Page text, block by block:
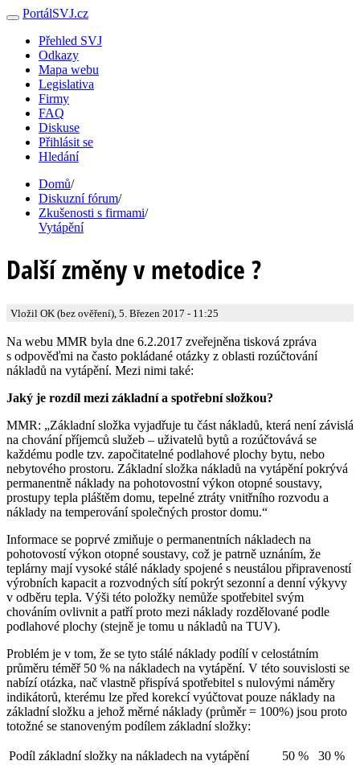
PortálSVJ.cz
Přehled SVJ
Odkazy
Mapa webu
Legislativa
Firmy
FAQ
Diskuse
Přihlásit se
Hledání
Domů/
Diskuzní fórum/
Zkušenosti s firmami/
Vytápění
Další změny v metodice ?
Vložil OK (bez ověření), 5. Březen 2017 - 11:25
Na webu MMR byla dne 6.2.2017 zveřejněna tisková zpráva
s odpověďmi na často pokládané otázky z oblasti rozúčtování
nákladů na vytápění. Mezi nimi také:
Jaký je rozdíl mezi základní a spotřební složkou?
MMR: „Základní složka vyjadřuje tu část nákladů, která není závislá
na chování příjemců služeb – uživatelů bytů a rozúčtovává se
každému podle tzv. započitatelné podlahové plochy bytu, nebo
nebytového prostoru. Základní složka nákladů na vytápění pokrývá
permanentně náklady na pohotovostní výkon otopné soustavy,
prostupy tepla pláštěm domu, tepelné ztráty vnitřního rozvodu a
náklady na temperování společných prostor domu.“
Informace se poprvé zmiňuje o permanentních nákladech na
pohotovostí výkon otopné soustavy, což je patrně uznáním, že
teplárny mají vysoké stálé náklady spojené s neustálou připraveností
výrobních kapacit a rozvodných sítí pokrýt sezonní a denní výkyvy
v odběru tepla. Výši této položky nemůže spotřebitel svým
chováním ovlivnit a patří proto mezi náklady rozdělované podle
podlahové plochy (stejně je tomu u nákladů na TUV).
Problém je v tom, že se tyto stálé náklady podílí v celostátním
průměru téměř 50 % na nákladech na vytápění. V této souvislosti se
nabízí otázka, nač vlastně přispívá spotřebitel s nulovými náměry
indikátorů, kterému lze před korekcí vyúčtovat pouze náklady na
základní složku a jehož měrné náklady (průměr = 100%) jsou proto
totožné se stanoveným podílem základní složky:
Podíl základní složky na nákladech na vytápění 50 %
30 %